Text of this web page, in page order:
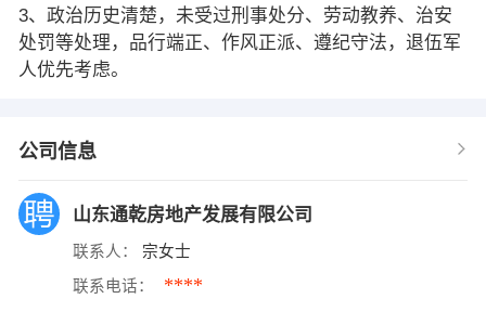
3、政治历史清楚，未受过刑事处分、劳动教养、治安
处罚等处理，品行端正、作风正派、遵纪守法，退伍军
人优先考虑。
公司信息
山东通乾房地产发展有限公司
联系人： 宗女士
联系电话： ****